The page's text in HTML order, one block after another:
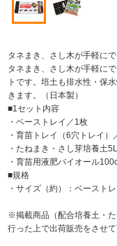
タネまき、さし木が手軽にで
タネまき、さし木が手軽に
トです。培土も排水性・保
きます。（日本製）
■1セット内容
・ベーストレイ／1枚
・育苗トレイ（6穴トレイ）
・たねまき・さし芽培養土
・育苗用液肥バイオール
■規格
・サイズ（約）：ベースト
※掲載商品（配合培養土・
行った上で出荷販売をさせて